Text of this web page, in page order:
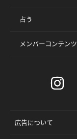
占う
メンバーコンテンツ
広告について